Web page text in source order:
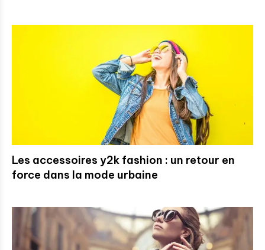
Les accessoires y2k fashion : un retour en
force dans la mode urbaine